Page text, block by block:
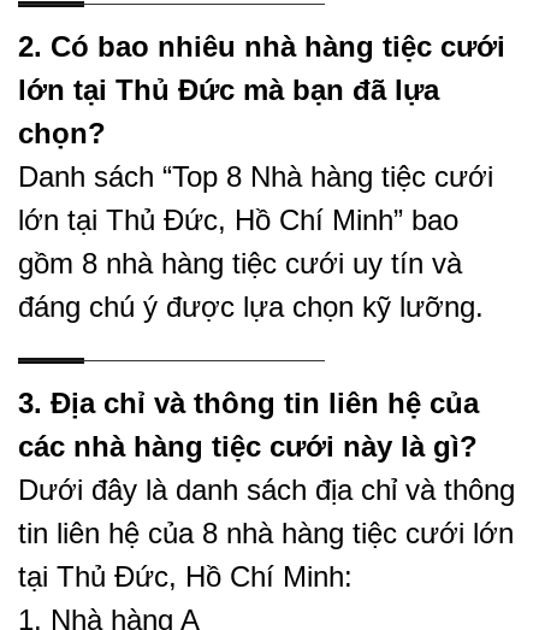
2. Có bao nhiêu nhà hàng tiệc cưới
lớn tại Thủ Đức mà bạn đã lựa
chọn?
Danh sách “Top 8 Nhà hàng tiệc cưới
lớn tại Thủ Đức, Hồ Chí Minh” bao
gồm 8 nhà hàng tiệc cưới uy tín và
đáng chú ý được lựa chọn kỹ lưỡng.
3. Địa chỉ và thông tin liên hệ của
các nhà hàng tiệc cưới này là gì?
Dưới đây là danh sách địa chỉ và thông
tin liên hệ của 8 nhà hàng tiệc cưới lớn
tại Thủ Đức, Hồ Chí Minh:
1. Nhà hàng A